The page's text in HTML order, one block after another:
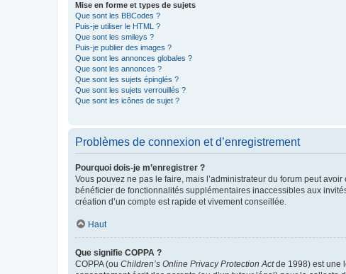
Mise en forme et types de sujets
Que sont les BBCodes ?
Puis-je utiliser le HTML ?
Que sont les smileys ?
Puis-je publier des images ?
Que sont les annonces globales ?
Que sont les annonces ?
Que sont les sujets épinglés ?
Que sont les sujets verrouillés ?
Que sont les icônes de sujet ?
Problèmes de connexion et d’enregistrement
Pourquoi dois-je m’enregistrer ?
Vous pouvez ne pas le faire, mais l’administrateur du forum peut
bénéficier de fonctionnalités supplémentaires inaccessibles aux
création d’un compte est rapide et vivement conseillée.
Haut
Que signifie COPPA ?
COPPA (ou Children’s Online Privacy Protection Actde 1998) est une